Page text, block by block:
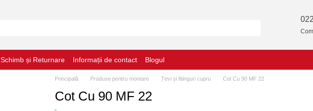
Schimb și Returnare Informații de contact Blogul
Principală Produse pentru montare Țevi și fitinguri cupru Cot Cu 90 MF 22
Cot Cu 90 MF 22